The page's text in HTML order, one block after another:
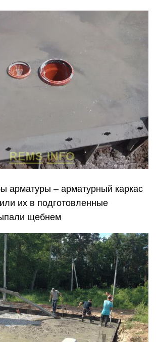
арматуры – арматурный каркас
их в подготовленные
щебнем